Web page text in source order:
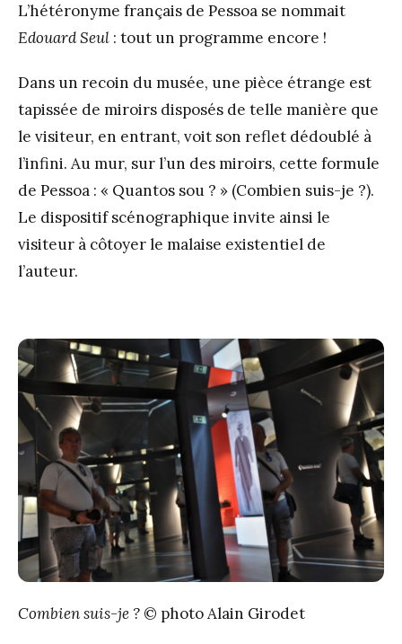
L’hétéronyme français de Pessoa se nommait
Edouard Seul : tout un programme encore !
Dans un recoin du musée, une pièce étrange est
tapissée de miroirs disposés de telle manière que
le visiteur, en entrant, voit son reflet dédoublé à
l’infini. Au mur, sur l’un des miroirs, cette formule
de Pessoa : « Quantos sou ? » (Combien suis-je ?).
Le dispositif scénographique invite ainsi le
visiteur à côtoyer le malaise existentiel de
l’auteur.
Combien suis-je ? © photo Alain Girodet